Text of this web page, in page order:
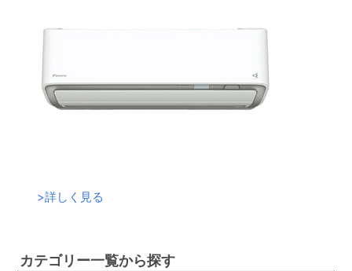
>詳しく見る
カテゴリー一覧から探す